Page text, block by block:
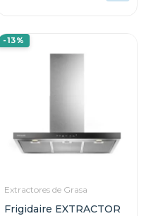
-13%
Extractores de Grasa
Frigidaire EXTRACTOR